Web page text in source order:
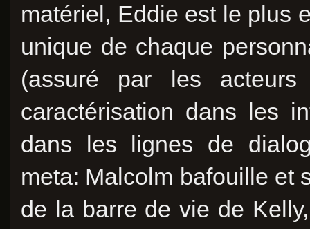
matériel, Eddie est le plus
unique de chaque
(assuré par les
caractérisation dans les
dans les lignes de
meta: Malcolm bafouille et
de la barre de vie de